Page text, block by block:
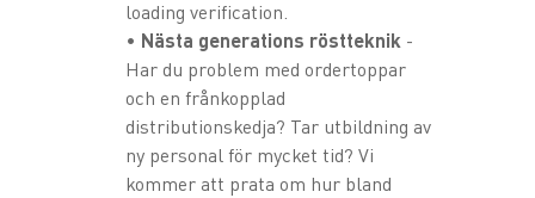
loading verification.
• Nästa generations röstteknik -
Har du problem med ordertoppar
och en frånkopplad
distributionskedja? Tar utbildning av
ny personal för mycket tid? Vi
kommer att prata om hur bland